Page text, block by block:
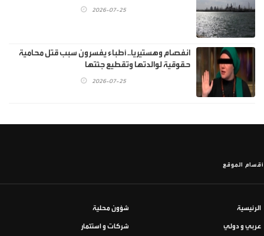
2026-07-25
انفصام وهستيريا.. أطباء يفسرون سبب قتل محامية
حقوقية لوالدتها وتقطيع جثتها
2026-07-25
أقسام الموقع
الرئيسية شؤون محلية
عربي و دولي شركات و استثمار